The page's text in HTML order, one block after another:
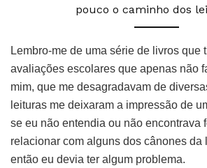
pouco o caminho dos
Lembro-me de uma série de livros que
avaliações escolares que apenas não
mim, que me desagradavam de
leituras me deixaram a impressão de
se eu não entendia ou não encontrava
relacionar com alguns dos cânones da
então eu devia ter algum problema.